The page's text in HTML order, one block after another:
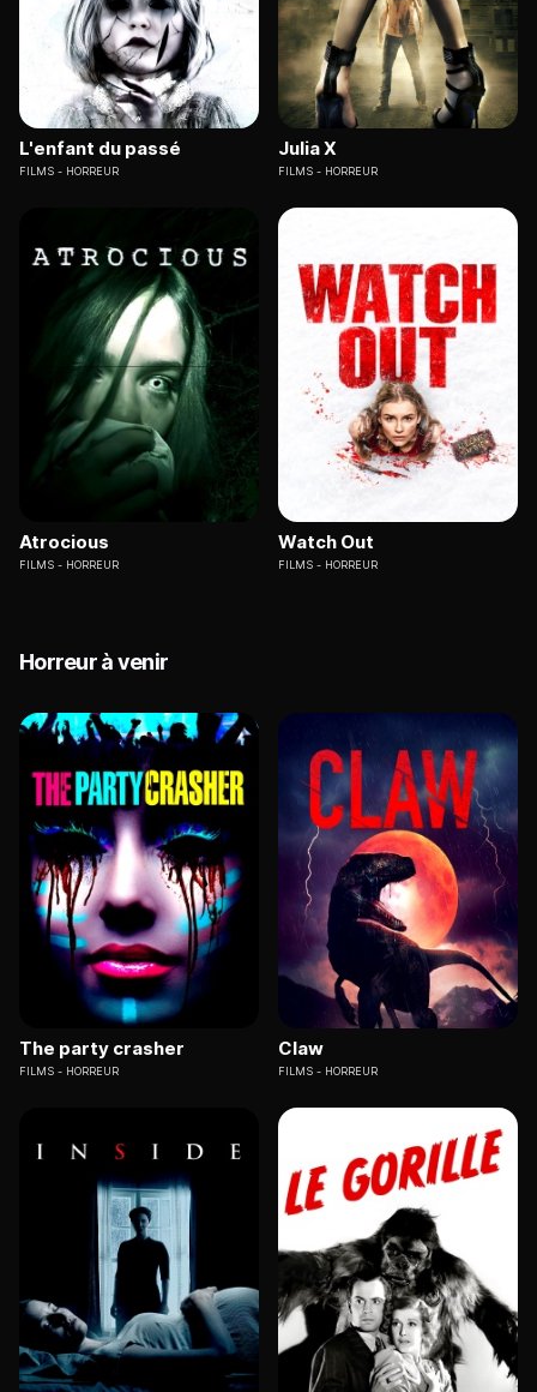
L'enfant du passé
FILMS HORREUR
Julia X
FILMS HORREUR
Atrocious
FILMS HORREUR
Watch Out
FILMS HORREUR
Horreur à venir
The party crasher
FILMS HORREUR
Claw
FILMS HORREUR